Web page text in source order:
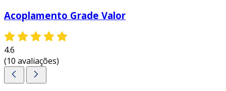
Acoplamento Grade Valor
4.6
(10 avaliações)